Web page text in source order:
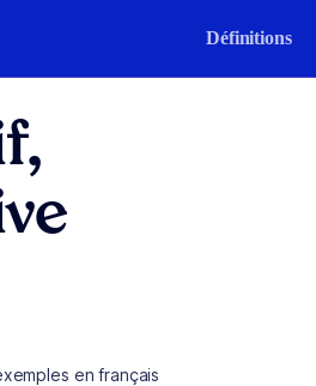
Définitions
en français